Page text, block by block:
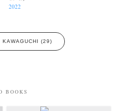
(2) Publication
Tomonori Ryu
(5) Yu Shinoda (7) Yuki Kasama
2022
(29)
BOOKS